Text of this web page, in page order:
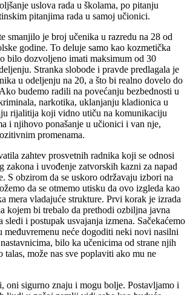
uslova rada u školama, po pitanju
pitanjima rada u samoj učionici.
smanjilo je broj učenika u razredu na 28 od
godine. To deluje samo kao kozmetička
bilo dozvoljeno imati maksimum od 30
Stranka slobode i pravde predlagala je
u odeljenju na 20, a što bi realno dovelo do
budemo radili na povećanju bezbednosti u
narkotika, uklanjanju kladionica u
rijalitija koji vidno utiču na komunikaciju
i njihovo ponašanje u učionici i van nje,
promenama.
zahtev prosvetnih radnika koji se odnosi
zakona i uvođenje zatvorskih kazni za napad
S obzirom da se uskoro održavaju izbori na
da se otmemo utisku da ovo izgleda kao
mera vladajuće strukture. Prvi korak je izrada
kojem bi trebalo da prethodi ozbiljna javna
sledi i postupak usvajanja izmena. Sačekaćemo
međuvremenu neće dogoditi neki novi nasilni
bilo ka učenicima od strane njih
talas, može nas sve poplaviti ako mu ne
oni sigurno znaju i mogu bolje. Postavljamo i